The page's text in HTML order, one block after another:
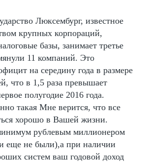
Люксембург, известное
крупных корпораций,
базы, занимает третье
11 компаний. Это
на середину года в размере
что в 1,5 раза превышает
полугодие 2016 года.
такая Мне верится, что все
хорошо в Вашей жизни.
рублевым миллионером
еще не были),а при наличии
систем ваш годовой доход